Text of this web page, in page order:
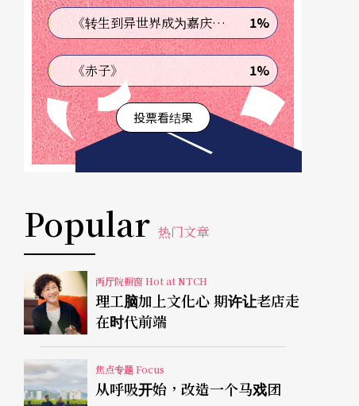
《转生到异世界成为嘉庆君—发现我的祖先是诈骗集团!?》 1%
《赤子》 1%
投票看结果
Popular 热门文章
两厅院橱窗 Hot at NTCH
理工脑加上文化心 期许让老店走
在时代前端
焦点专题 Focus
从呼吸开始，改造一个马戏团